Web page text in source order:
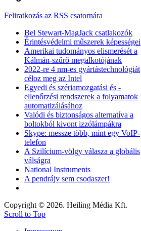
Feliratkozás az RSS csatornára
Bel Stewart-MagJack csatlakozók
Érintésvédelmi műszerek képességei
Amerikai tudományos elismerését a
Kálmán-szűrő megalkotójának
2022-re 4 nm-es gyártástechnológiát
céloz meg az Intel
Egyedi és szériamozgatási és -
ellenőrzési rendszerek a folyamatok
automatizálásához
Valódi és biztonságos alternatíva a
boltokból kivont izzólámpákra
Skype: messze több, mint egy VoIP-
telefon
A Szilícium-völgy válasza a globális
válságra
National Instruments
A pendrájv sem csodaszer!
Copyright © 2026. Heiling Média Kft.
Scroll to Top